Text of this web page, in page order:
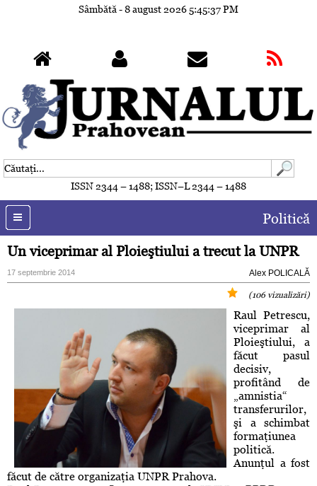
Sâmbătă - 8 august 2026 5:45:40 PM
ISSN 2344 – 1488; ISSN–L 2344 – 1488
Politică
Un viceprimar al Ploieştiului a trecut la UNPR
17 septembrie 2014 Alex POLICALĂ
(106 vizualizări)
Raul Petrescu,
viceprimar al
Ploieştiului, a
făcut pasul
decisiv,
profitând de
„amnistia“
transferurilor,
şi a schimbat
formaţiunea
politică.
Anunţul a fost
făcut de către organizaţia UNPR Prahova.